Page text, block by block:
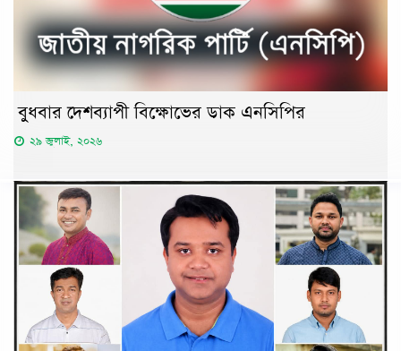
বুধবার দেশব্যাপী বিক্ষোভের ডাক এনসিপির
২৯ জুলাই, ২০২৬